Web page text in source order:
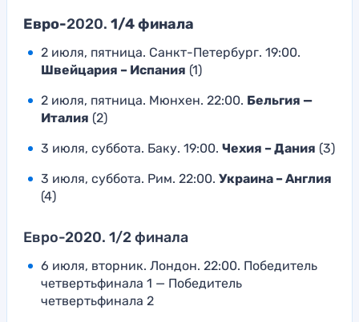
Евро-2020. 1/4 финала
2 июля, пятница. Санкт-Петербург. 19:00.
Швейцария – Испания (1)
2 июля, пятница. Мюнхен. 22:00. Бельгия —
Италия (2)
3 июля, суббота. Баку. 19:00. Чехия – Дания (3)
3 июля, суббота. Рим. 22:00. Украина – Англия
(4)
Евро-2020. 1/2 финала
6 июля, вторник. Лондон. 22:00. Победитель
четвертьфинала 1 — Победитель
четвертьфинала 2